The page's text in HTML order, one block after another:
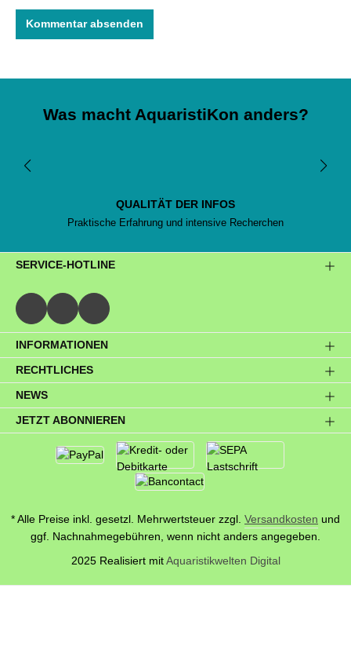
Kommentar absenden
Was macht AquaristiKon anders?
QUALITÄT DER INFOS
Praktische Erfahrung und intensive Recherchen
SERVICE-HOTLINE
INFORMATIONEN
RECHTLICHES
NEWS
JETZT ABONNIEREN
* Alle Preise inkl. gesetzl. Mehrwertsteuer zzgl. Versandkosten und
ggf. Nachnahmegebühren, wenn nicht anders angegeben.
2025 Realisiert mitAquaristikwelten Digital